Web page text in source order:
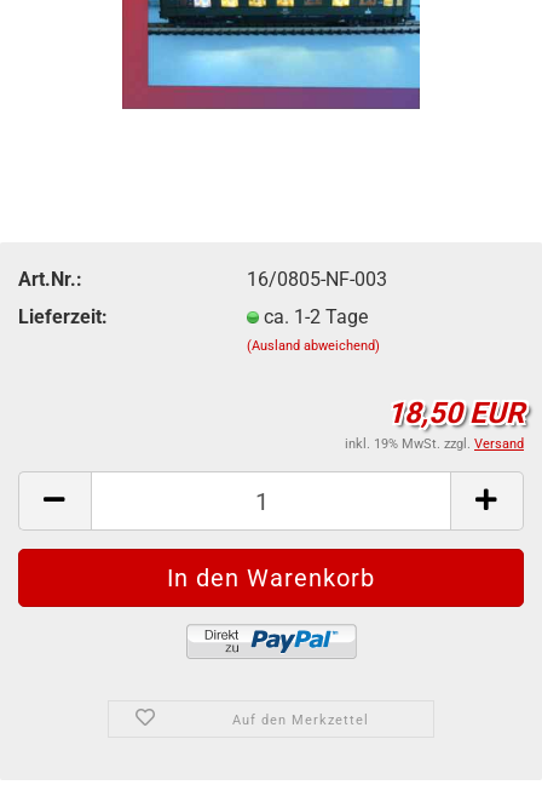
Art.Nr.:
16/0805-NF-003
Lieferzeit:
ca. 1-2 Tage
(Ausland abweichend)
18,50 EUR
inkl. 19% MwSt. zzgl. Versand
Auf den Merkzettel